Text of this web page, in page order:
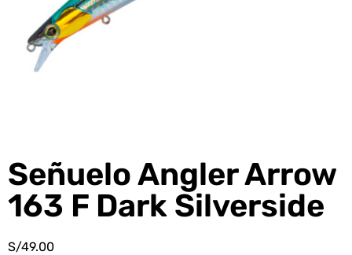
Señuelo Angler Arrow
163 F Dark Silverside
S/49.00